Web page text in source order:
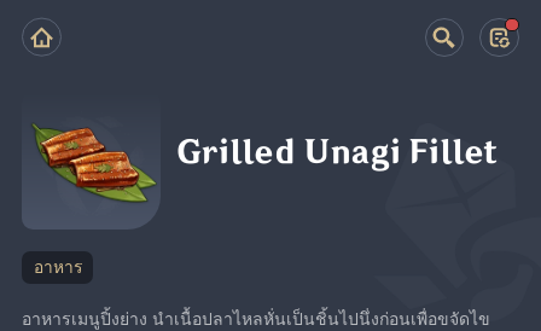
Grilled Unagi Fillet
อาหาร
อาหารเมนูปิ้งย่าง นำเนื้อปลาไหลหั่นเป็นชิ้นไปนึ่งก่อนเพื่อขจัดไข